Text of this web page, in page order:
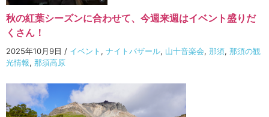
秋の紅葉シーズンに合わせて、今週来週はイベント盛りだ
くさん！
2025年10月9日 / イベント , ナイトバザール, 山十音楽会, 那須, 那須の観
光情報, 那須高原